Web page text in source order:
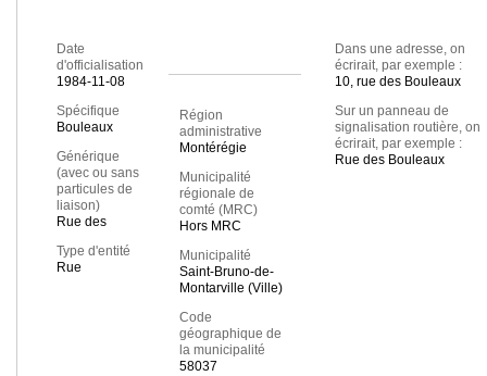
Date
d'officialisation
1984-11-08
Spécifique
Bouleaux
Générique
(avec ou sans
particules de
liaison)
Rue des
Type d'entité
Rue
Région
administrative
Montérégie
Municipalité
régionale de
comté (MRC)
Hors MRC
Municipalité
Saint-Bruno-de-
Montarville (Ville)
Code
géographique de
la municipalité
58037
Dans une adresse, on
écrirait, par exemple :
10, rue des Bouleaux
Sur un panneau de
signalisation routière, on
écrirait, par exemple :
Rue des Bouleaux